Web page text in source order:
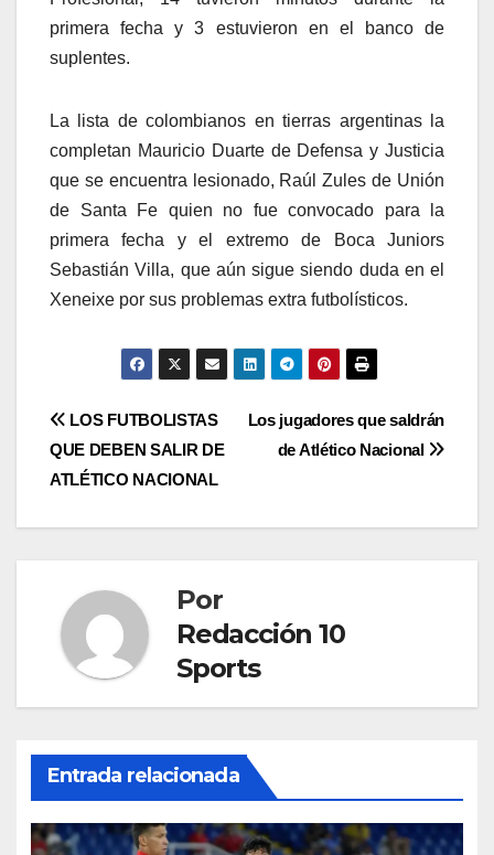
primera fecha y 3 estuvieron en el banco de
suplentes.
La lista de colombianos en tierras argentinas la
completan Mauricio Duarte de Defensa y Justicia
que se encuentra lesionado, Raúl Zules de Unión
de Santa Fe quien no fue convocado para la
primera fecha y el extremo de Boca Juniors
Sebastián Villa, que aún sigue siendo duda en el
Xeneixe por sus problemas extra futbolísticos.
Los jugadores que saldrán
de Atlético Nacional
LOS FUTBOLISTAS
QUE DEBEN SALIR DE
ATLÉTICO NACIONAL
Por
Redacción 10
Sports
Entrada relacionada